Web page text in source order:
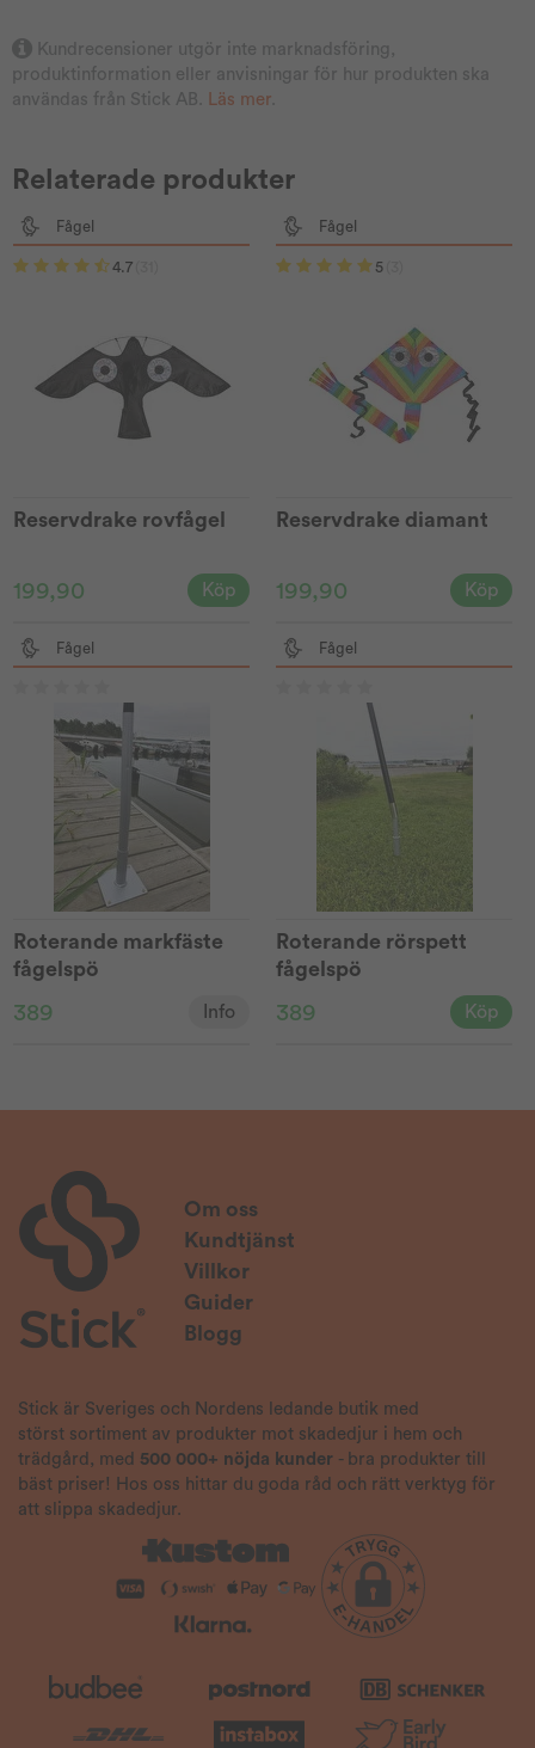
Kundrecensioner utgör inte marknadsföring,
produktinformation eller anvisningar för hur produkten ska
användas från Stick AB.
Läs mer
Relaterade produkter
Fågel
4.7
Reservdrake rovfågel
199,90 Köp
Fågel
5
Reservdrake diamant
199,90 Köp
Fågel
Roterande markfäste
fågelspö
389 Info
Fågel
Roterande rörspett
fågelspö
389 Köp
Om oss
Kundtjänst
Villkor
Guider
Blogg
Stick är Sveriges och Nordens ledande butik med
störst sortiment av produkter mot skadedjur i hem och
trädgård, med 500 000+ nöjda kunder - bra produkter till
bäst priser! Hos oss hittar du goda råd och rätt verktyg för
att slippa skadedjur.